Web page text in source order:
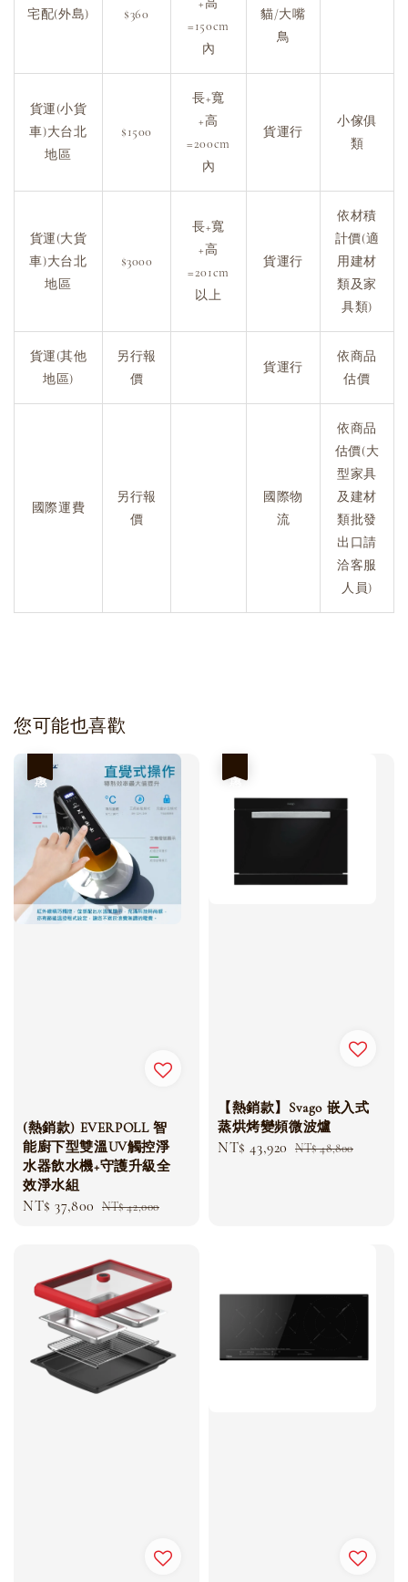
宅配(外島) $360
+高
=150cm
內
貓/大嘴
鳥
貨運(小貨
車)大台北
地區
$1500
長+寬
+高
=200cm
內
貨運行
小傢俱
類
貨運(大貨
車)大台北
地區
$3000
長+寬
+高
=201cm
以上
貨運行
依材積
計價(適
用建材
類及家
具類)
貨運(其他
地區)
另行報
價
貨運行
依商品
估價
國際運費
另行報
價
國際物
流
依商品
估價(大
型家具
及建材
類批發
出口請
洽客服
人員)
您可能也喜歡
(熱銷款) EVERPOLL 智
能廚下型雙溫UV觸控淨
水器飲水機+守護升級全
效淨水組
Sale
NT$ 37,800 Regular
NT$ 42,000
【熱銷款】Svago 嵌入式
蒸烘烤變頻微波爐
Sale
NT$ 43,920 Regular
NT$ 48,800